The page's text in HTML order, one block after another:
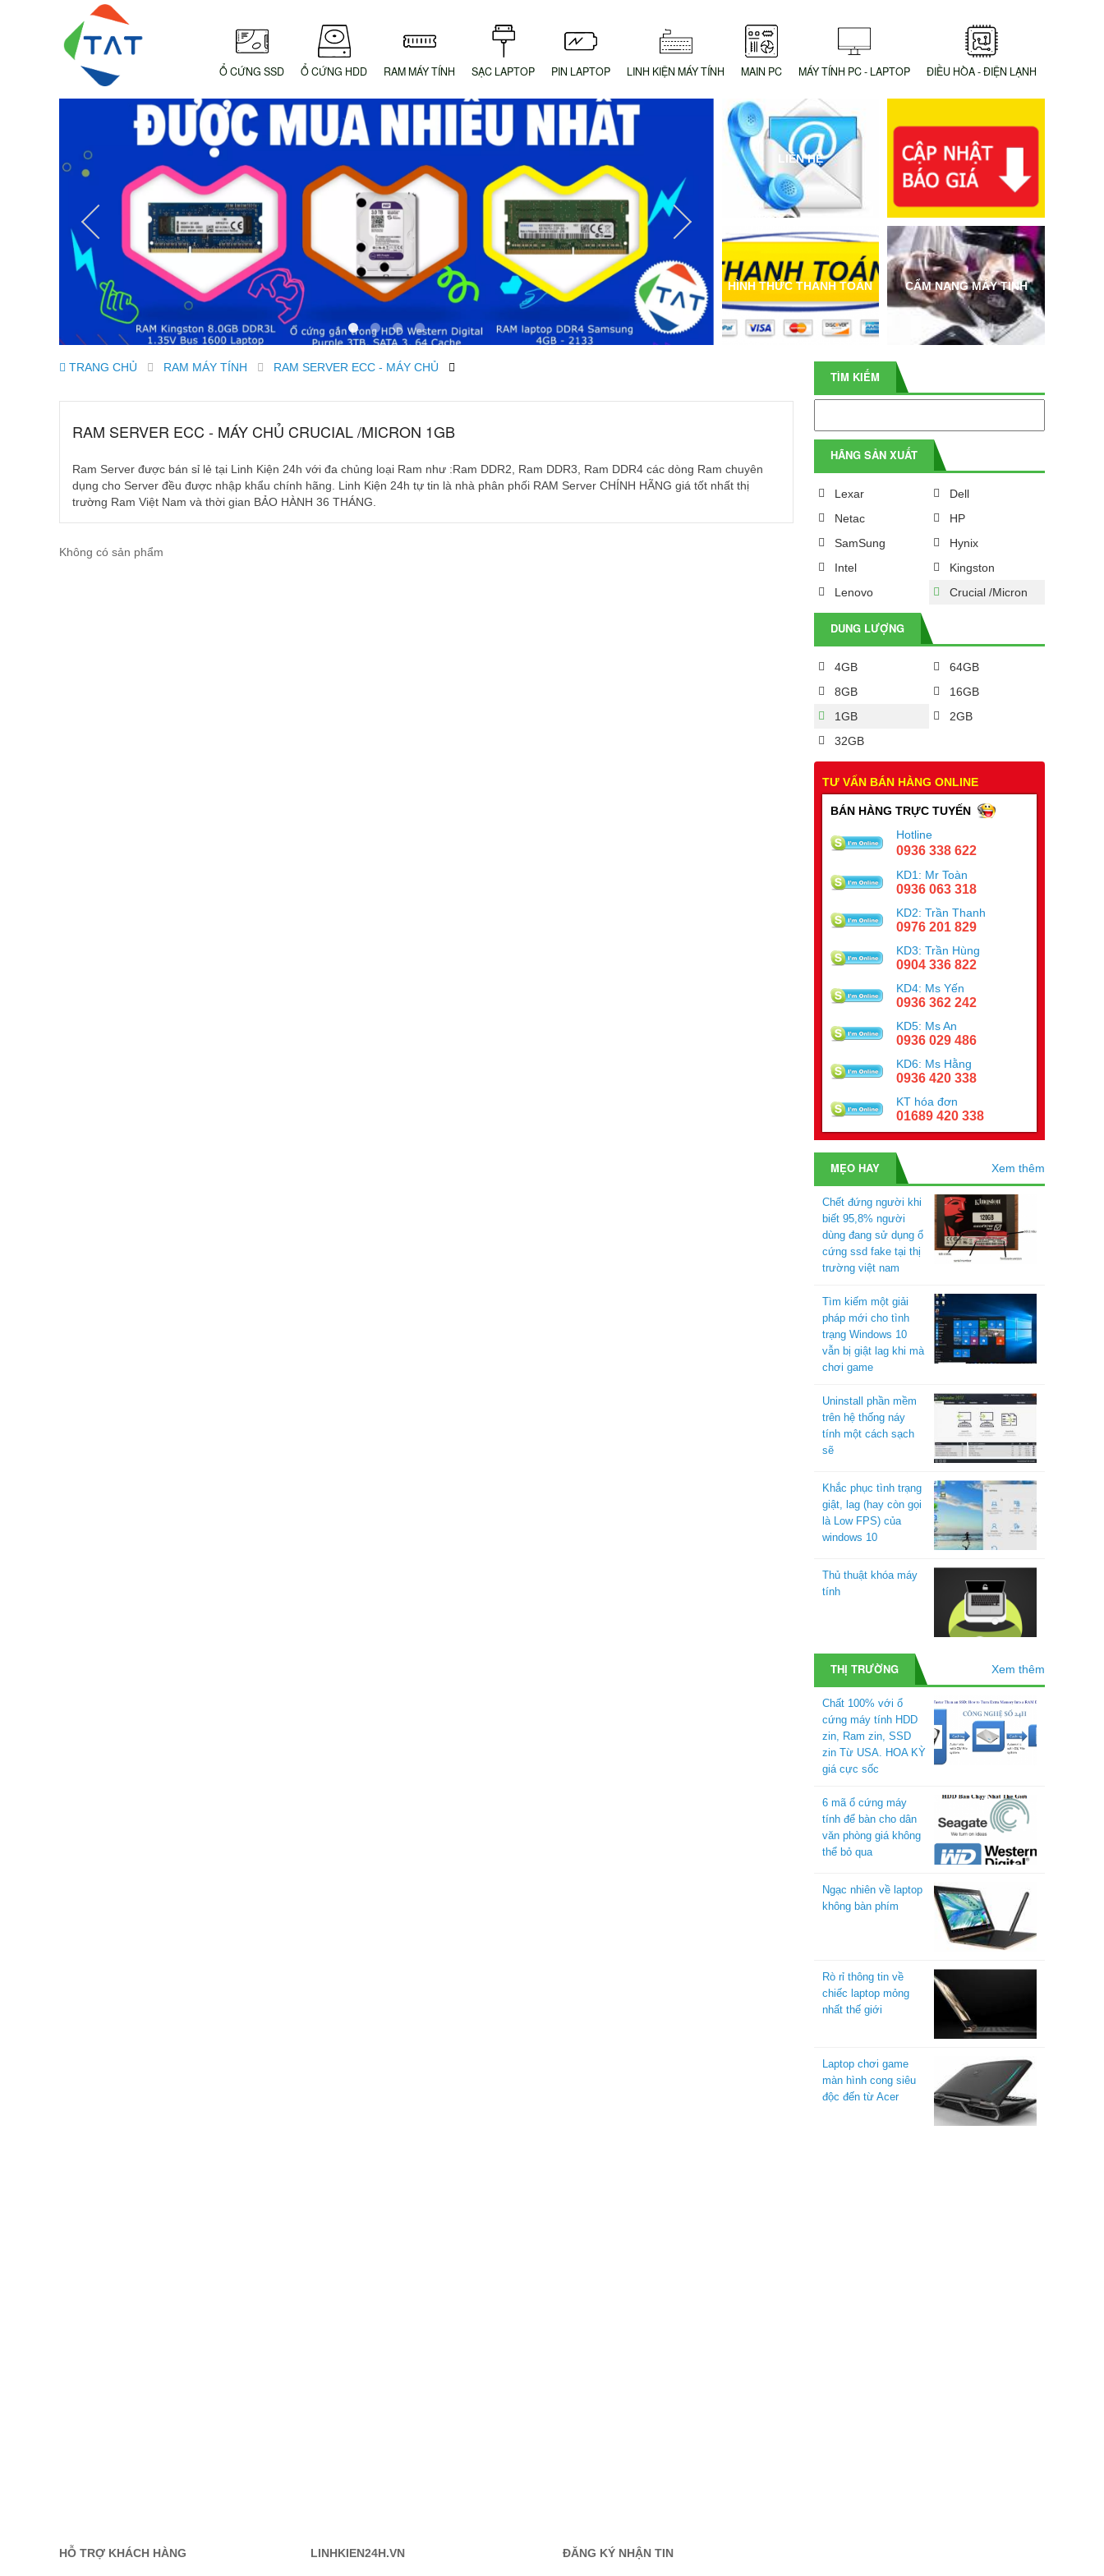
Ổ CỨNG SSD Ổ CỨNG HDD RAM MÁY TÍNH SẠC LAPTOP PIN LAPTOP LINH KIỆN MÁY TÍNH MAIN PC MÁY TÍNH PC - LAPTOP ĐIỀU HÒA - ĐIỆN LẠNH
LIÊN HỆ
HÌNH THỨC THANH TOÁN CẨM NANG MÁY TINH
TRANG CHỦ RAM MÁY TÍNH RAM SERVER ECC - MÁY CHỦ
RAM SERVER ECC - MÁY CHỦ CRUCIAL /MICRON 1GB
Ram Server được bán sỉ lẻ tại Linh Kiện 24h với đa chủng loại Ram như :Ram DDR2, Ram DDR3, Ram DDR4 các dòng Ram chuyên
dụng cho Server đều được nhập khẩu chính hãng. Linh Kiện 24h tự tin là nhà phân phối RAM Server CHÍNH HÃNG giá tốt nhất thị
trường Ram Việt Nam và thời gian BẢO HÀNH 36 THÁNG.
Không có sản phẩm
TÌM KIẾM
HÃNG SẢN XUẤT
Lexar
Dell
Netac
HP
SamSung
Hynix
Intel
Kingston
Lenovo
Crucial /Micron
DUNG LƯỢNG
4GB
64GB
8GB
16GB
1GB
2GB
32GB
TƯ VẤN BÁN HÀNG ONLINE
BÁN HÀNG TRỰC TUYẾN
Hotline
0936 338 622
KD1: Mr Toàn
0936 063 318
KD2: Trần Thanh
0976 201 829
KD3: Trần Hùng
0904 336 822
KD4: Ms Yến
0936 362 242
KD5: Ms An
0936 029 486
KD6: Ms Hằng
0936 420 338
KT hóa đơn
01689 420 338
MẸO HAY Xem thêm
Chết đứng người khi
biết 95,8% người
dùng đang sử dụng ổ
cứng ssd fake tại thị
trường việt nam
Tìm kiếm một giải
pháp mới cho tình
trạng Windows 10
vẫn bị giật lag khi mà
chơi game
Uninstall phần mềm
trên hệ thống náy
tính một cách sạch
sẽ
Khắc phục tình trạng
giật, lag (hay còn gọi
là Low FPS) của
windows 10
Thủ thuật khóa máy
tính
THỊ TRƯỜNG Xem thêm
Chất 100% với ổ
cứng máy tính HDD
zin, Ram zin, SSD
zin Từ USA. HOA KỲ
giá cực sốc
6 mã ổ cứng máy
tính để bàn cho dân
văn phòng giá không
thể bỏ qua
Ngạc nhiên về laptop
không bàn phím
Rò rỉ thông tin về
chiếc laptop mỏng
nhất thế giới
Laptop chơi game
màn hình cong siêu
độc đến từ Acer
HỖ TRỢ KHÁCH HÀNG LINHKIEN24H.VN ĐĂNG KÝ NHẬN TIN